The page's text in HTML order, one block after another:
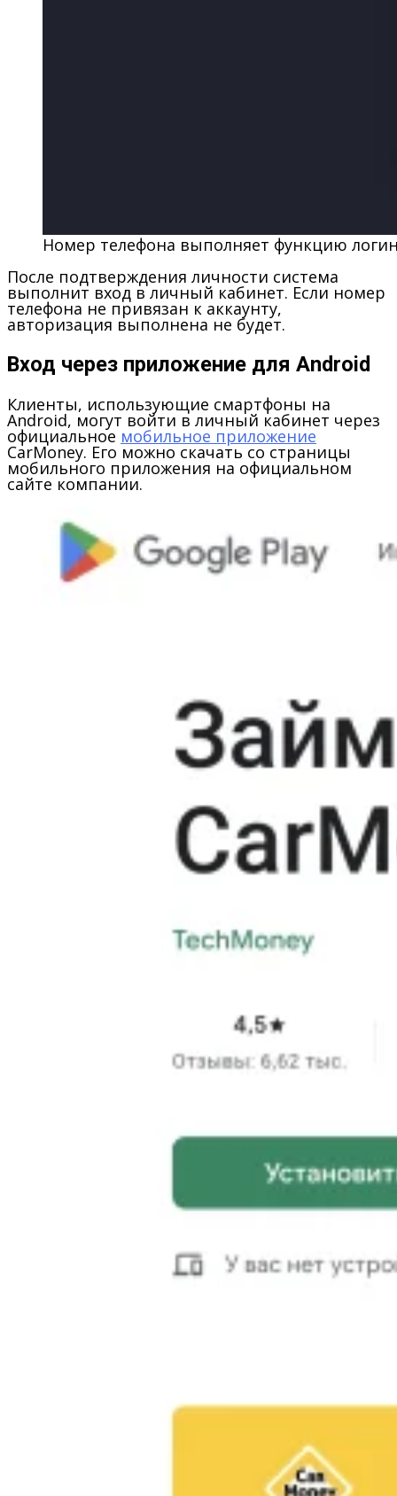
Номер телефона выполняет функцию
После подтверждения личности система
выполнит вход в личный кабинет. Если номер
телефона не привязан к аккаунту,
авторизация выполнена не будет.
Вход через приложение для Android
Клиенты, использующие смартфоны на
Android, могут войти в личный кабинет через
официальное мобильное приложение
CarMoney. Его можно скачать со страницы
мобильного приложения на официальном
сайте компании.